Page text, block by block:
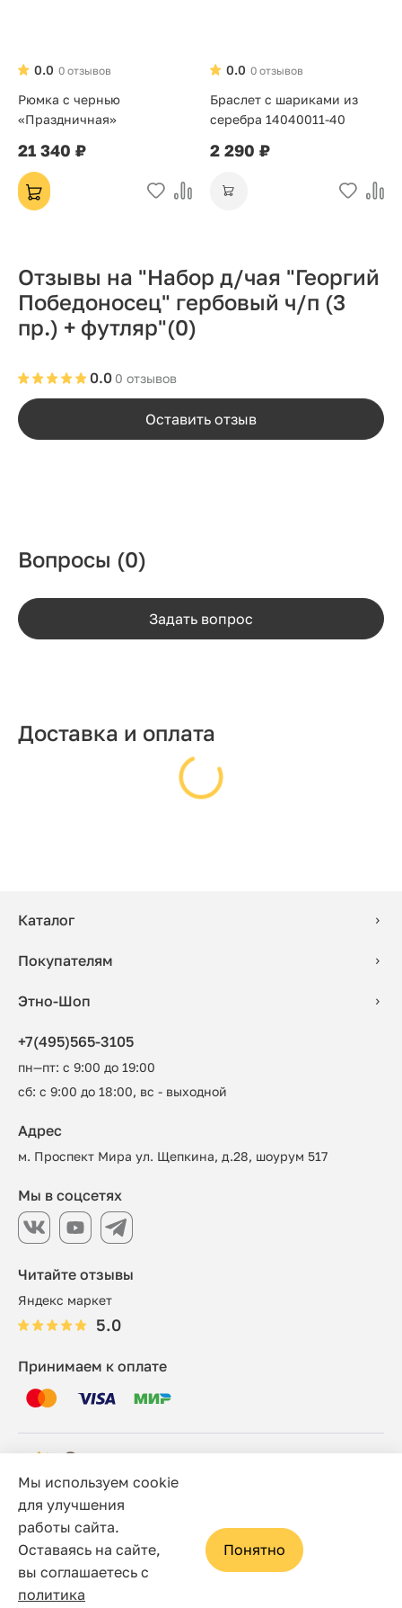
0 отзывов
0.0
Рюмка с чернью
«Праздничная»
21 340 ₽
0 отзывов
0.0
Браслет с шариками из
серебра 14040011-40
2 290 ₽
Отзывы на "Набор д/чая "Георгий
Победоносец" гербовый ч/п (3
пр.) + футляр"(0)
0 отзывов
0.0
Оставить отзыв
Вопросы (0)
Задать вопрос
Доставка и оплата
Каталог
Покупателям
Этно-Шоп
+7(495)565-3105
пн—пт: с 9:00 до 19:00
сб: с 9:00 до 18:00, вс - выходной
Читайте отзывы
Яндекс маркет
5.0
Адрес
м. Проспект Мира ул. Щепкина, д.28, шоурум 517
Принимаем к оплате
Мы в соцсетях
© 2006 - 2026 Этно-шоп, Интернет-магазин
Политика конфиденциальности
Сайт носит исключительно информационный характер, и
ни при каких условиях не является публичной офертой,
определяемой положениями статьи 437(2) Гражданского
Мы используем cookie
для улучшения
работы сайта.
Оставаясь на сайте,
вы соглашаетесь с
политика
Понятно